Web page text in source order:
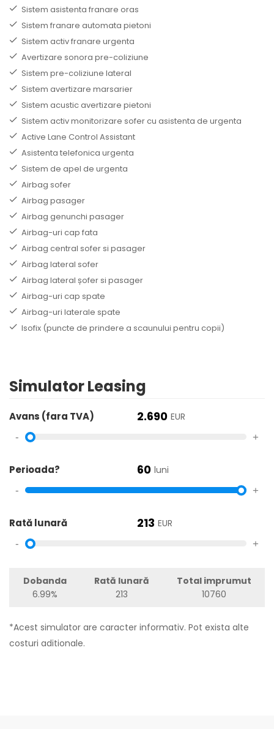
Sistem asistenta franare oras
Sistem franare automata pietoni
Sistem activ franare urgenta
Avertizare sonora pre-coliziune
Sistem pre-coliziune lateral
Sistem avertizare marsarier
Sistem acustic avertizare pietoni
Sistem activ monitorizare sofer cu asistenta de urgenta
Active Lane Control Assistant
Asistenta telefonica urgenta
Sistem de apel de urgenta
Airbag sofer
Airbag pasager
Airbag genunchi pasager
Airbag-uri cap fata
Airbag central sofer si pasager
Airbag lateral sofer
Airbag lateral șofer si pasager
Airbag-uri cap spate
Airbag-uri laterale spate
Isofix (puncte de prindere a scaunului pentru copii)
Simulator Leasing
Avans (fara TVA) 2.690 EUR
- +
Perioada? 60 luni
- +
Rată lunară 213 EUR
- +
Dobanda
6.99%
Rată lunară
213
Total imprumut
10760
*Acest simulator are caracter informativ. Pot exista alte
costuri aditionale.